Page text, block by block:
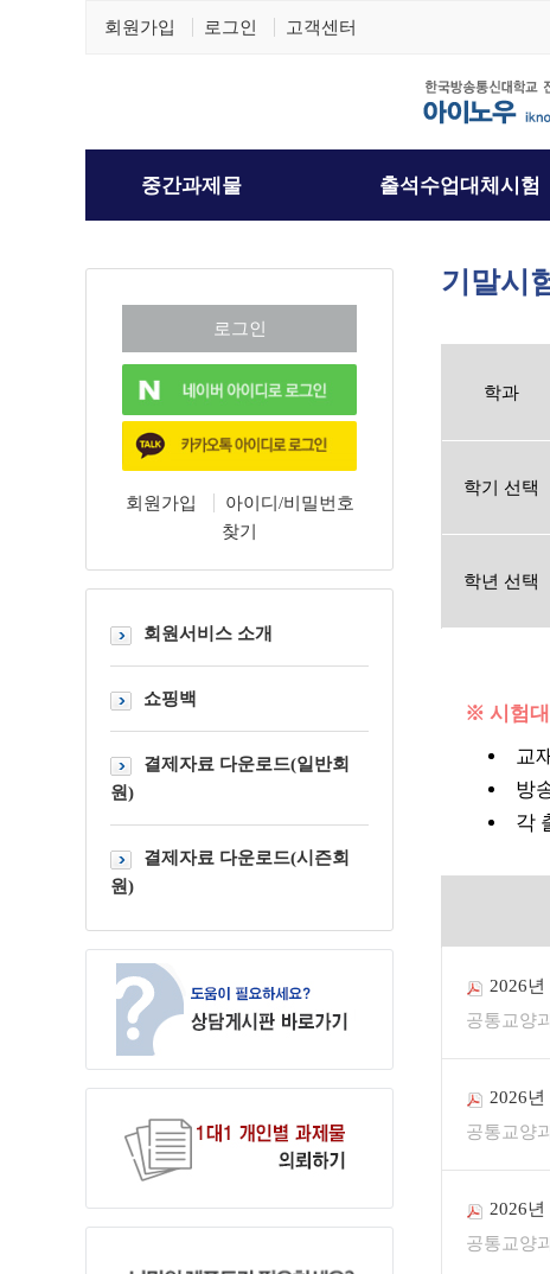
회원가입 로그인 고객센터
회원가입
아이디/비밀번호
찾기
회원서비스 소개
쇼핑백
결제자료 다운로드(일반회
원)
결제자료 다운로드(시즌회
원)
기말시
학과
학기 선택
학년 선택
※ 시험대
교
방
각
2026년
공통교양
2026년
공통교양
2026년
공통교양